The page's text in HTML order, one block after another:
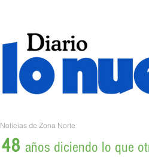
Noticias de Zona Norte
48 años diciendo lo que